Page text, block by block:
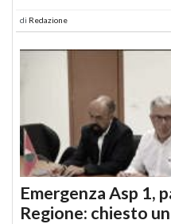
di Redazione
Emergenza Asp 1,
Regione: chiesto